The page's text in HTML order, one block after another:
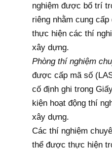
nghiệm được bố trí
riêng nhằm cung
thực hiện các thí
xây dựng.
Phòng thí nghiệm
được cấp mã số
cố định ghi trong
kiện hoạt động thí
xây dựng.
Các thí nghiệm
thể được thực hiện